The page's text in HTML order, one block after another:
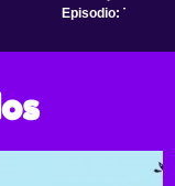
Episodio: T1E4